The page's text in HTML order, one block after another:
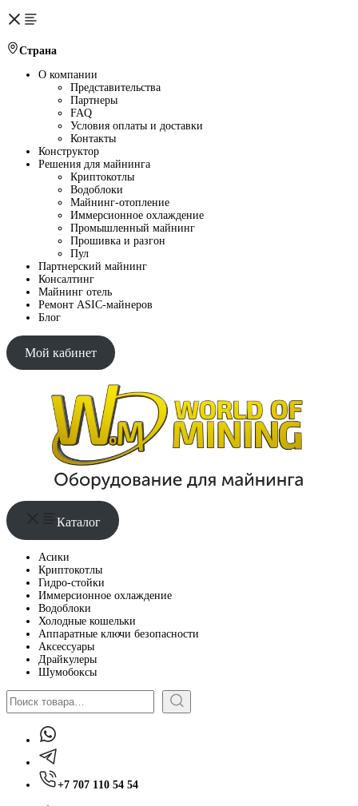
Страна
О компании
Представительства
Партнеры
FAQ
Условия оплаты и доставки
Контакты
Конструктор
Решения для майнинга
Криптокотлы
Водоблоки
Майнинг-отопление
Иммерсионное охлаждение
Промышленный майнинг
Прошивка и разгон
Пул
Партнерский майнинг
Консалтинг
Майнинг отель
Ремонт ASIC-майнеров
Блог
Мой кабинет
Каталог
Асики
Криптокотлы
Гидро-стойки
Иммерсионное охлаждение
Водоблоки
Холодные кошельки
Аппаратные ключи безопасности
Аксессуары
Драйкулеры
Шумобоксы
Поиск
+7 707 110 54 54